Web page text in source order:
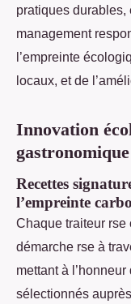
pratiques
management
l’empreinte
locaux, et de
Innovation
gastronomique
Recettes
l’empreinte
Chaque traiteur rse
démarche rse à
mettant à
sélectionnés